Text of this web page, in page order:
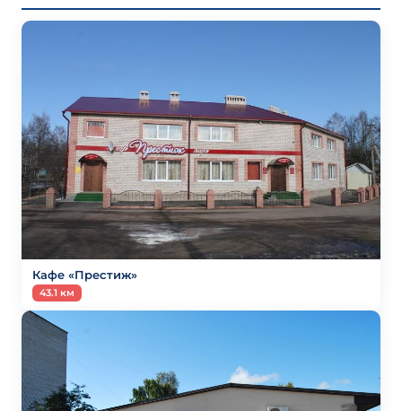
Кафе «Престиж»
43.1 км